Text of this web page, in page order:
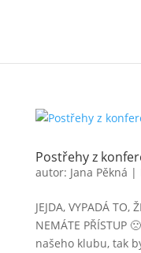
Postřehy z
autor: Jana Pěkná |
JEJDA, VYPADÁ TO,
NEMÁTE PŘÍSTUP
našeho klubu, tak